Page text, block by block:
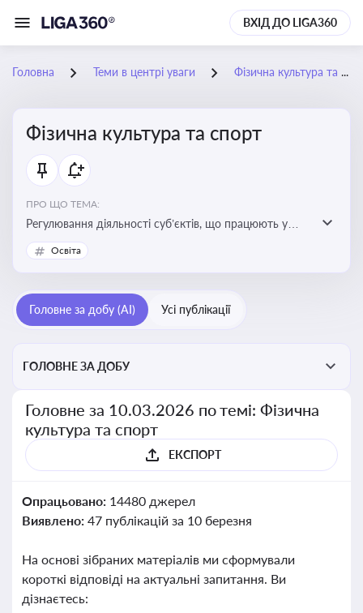
ВХІД ДО LIGA360
Головна Теми в центрі уваги Фізична культура та спорт
Фізична культура та спорт
ПРО ЩО ТЕМА:
Регулювання діяльності суб’єктів, що працюють у
сфері фізичної культури та спорту, включаючи
оздоровлення населення, професійний і аматорський
потенціалу, соціального захисту та ефективної
реалізації державної політики у цій галузі
Освіта
Головне за добу (AI) Усі публікації
ГОЛОВНЕ ЗА ДОБУ
Головне за 10.03.2026 по темі: Фізична
культура та спорт
ЕКСПОРТ
Опрацьовано: 14480 джерел
Виявлено: 47 публікацій за 10 березня
На основі зібраних матеріалів ми сформували
короткі відповіді на актуальні запитання. Ви
дізнаєтесь: